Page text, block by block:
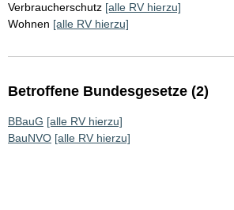
Verbraucherschutz [alle RV hierzu]
Wohnen [alle RV hierzu]
Betroffene Bundesgesetze (2)
BBauG [alle RV hierzu]
BauNVO [alle RV hierzu]